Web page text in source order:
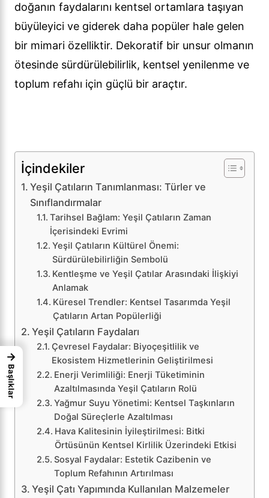
doğanın faydalarını kentsel ortamlara taşıyan
büyüleyici ve giderek daha popüler hale gelen
bir mimari özelliktir. Dekoratif bir unsur olmanın
ötesinde sürdürülebilirlik, kentsel yenilenme ve
toplum refahı için güçlü bir araçtır.
İçindekiler
Yeşil Çatıların Tanımlanması: Türler ve
Sınıflandırmalar
Tarihsel Bağlam: Yeşil Çatıların Zaman
İçerisindeki Evrimi
Yeşil Çatıların Kültürel Önemi:
Sürdürülebilirliğin Sembolü
Kentleşme ve Yeşil Çatılar Arasındaki İlişkiyi
Anlamak
Küresel Trendler: Kentsel Tasarımda Yeşil
Çatıların Artan Popülerliği
Yeşil Çatıların Faydaları
Çevresel Faydalar: Biyoçeşitlilik ve
Ekosistem Hizmetlerinin Geliştirilmesi
Enerji Verimliliği: Enerji Tüketiminin
Azaltılmasında Yeşil Çatıların Rolü
Yağmur Suyu Yönetimi: Kentsel Taşkınların
Doğal Süreçlerle Azaltılması
Hava Kalitesinin İyileştirilmesi: Bitki
Örtüsünün Kentsel Kirlilik Üzerindeki Etkisi
Sosyal Faydalar: Estetik Cazibenin ve
Toplum Refahının Artırılması
Yeşil Çatı Yapımında Kullanılan Malzemeler
→
Başlıklar